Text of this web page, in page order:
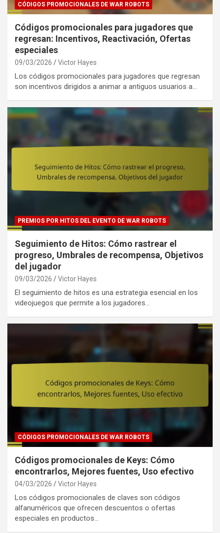
CÓDIGOS PROMOCIONALES DE WAR ROBOTS
Códigos promocionales para jugadores que
regresan: Incentivos, Reactivación, Ofertas
especiales
09/03/2026 Victor Hayes
Los códigos promocionales para jugadores que regresan
son incentivos dirigidos a animar a antiguos usuarios a…
PREMIOS POR HITOS DEL EVENTO DE WAR ROBOTS
Seguimiento de Hitos: Cómo rastrear el
progreso, Umbrales de recompensa, Objetivos
del jugador
09/03/2026 Victor Hayes
El seguimiento de hitos es una estrategia esencial en los
videojuegos que permite a los jugadores…
CÓDIGOS PROMOCIONALES DE WAR ROBOTS
Códigos promocionales de Keys: Cómo
encontrarlos, Mejores fuentes, Uso efectivo
04/03/2026 Victor Hayes
Los códigos promocionales de claves son códigos
alfanuméricos que ofrecen descuentos o ofertas
especiales en productos…